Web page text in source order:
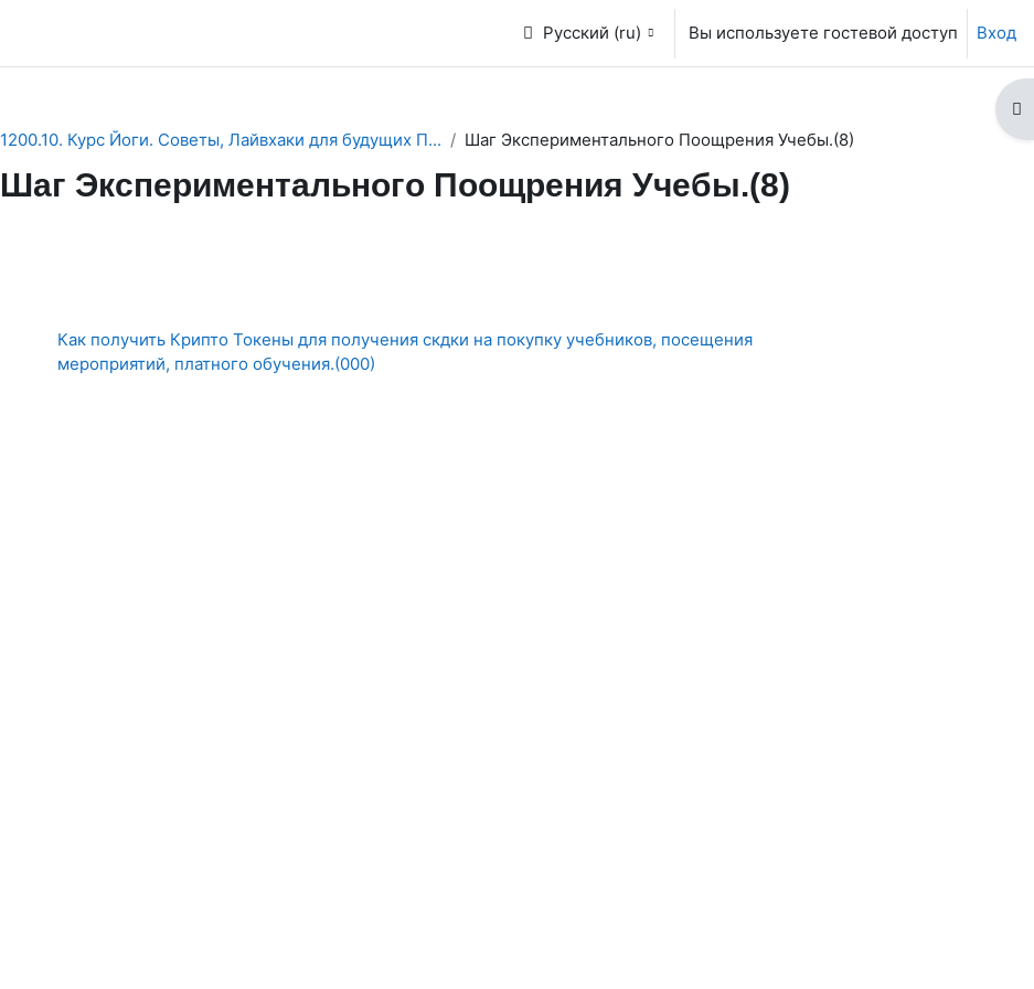
Русский ‎(ru)‎ Вы используете гостевой доступ Вход
1200.10. Курс Йоги. Советы, Лайвхаки для будущих П...
Шаг Экспериментального Поощрения Учебы.(8)
Шаг Экспериментального Поощрения Учебы.(8)
Как получить Крипто Токены для получения скдки на покупку учебников, посещения
мероприятий, платного обучения.(000)Гиперссылка